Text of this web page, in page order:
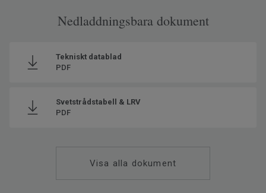
Nedladdningsbara dokument
Tekniskt datablad
PDF
Svetstrådstabell & LRV
PDF
Visa alla dokument